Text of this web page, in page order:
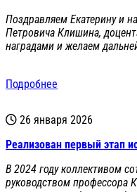
Поздравляем Екатерину и
Петровича Клишина,
наградами и желаем
Подробнее
26 января 2026
Реализован первый этап
В 2024 году коллективом
руководством профессора